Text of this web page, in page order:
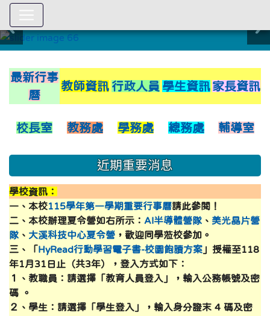
最新行事
曆
教師資訊 行政人員 學生資訊 家長資訊
校長室 教務處 學務處 總務處 輔導室
近期重要消息
學校資訊：
一、本校115學年第一學期重要行事曆請此參閱！
二、本校辦理夏令營如右所示： AI半導體營隊 、 美光晶片營
隊 、 大溪科技中心夏令營 ，歡迎同學蒞校參加。
三、「HyRead行動學習電子書-校園飽讀方案 」授權至118
年1月31日止（共3年），登入方式如下：
１、教職員：請選擇「教育人員登入」，輸入公務帳號及密
碼 。
２、學生：請選擇「學生登入」，輸入身分證末 4 碼及密